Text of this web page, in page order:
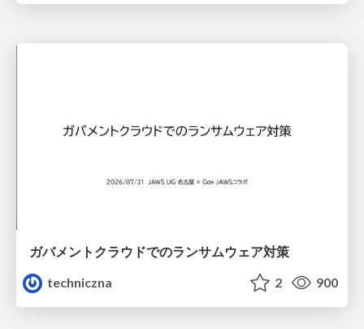
ガバメントクラウドでのランサムウェア対策
techniczna
2 900